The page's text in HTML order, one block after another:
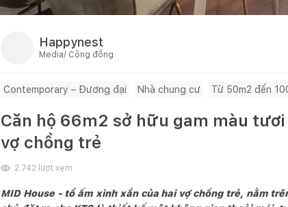
Happynest
Media/ Cộng đồng
Contemporary – Đương đại Nhà chung cư Từ 50m2 đến
Căn hộ 66m2 sở hữu gam màu
vợ chồng trẻ
2.742 lượt xem
MID House - tổ ấm xinh xắn của hai vợ chồng trẻ, nằm